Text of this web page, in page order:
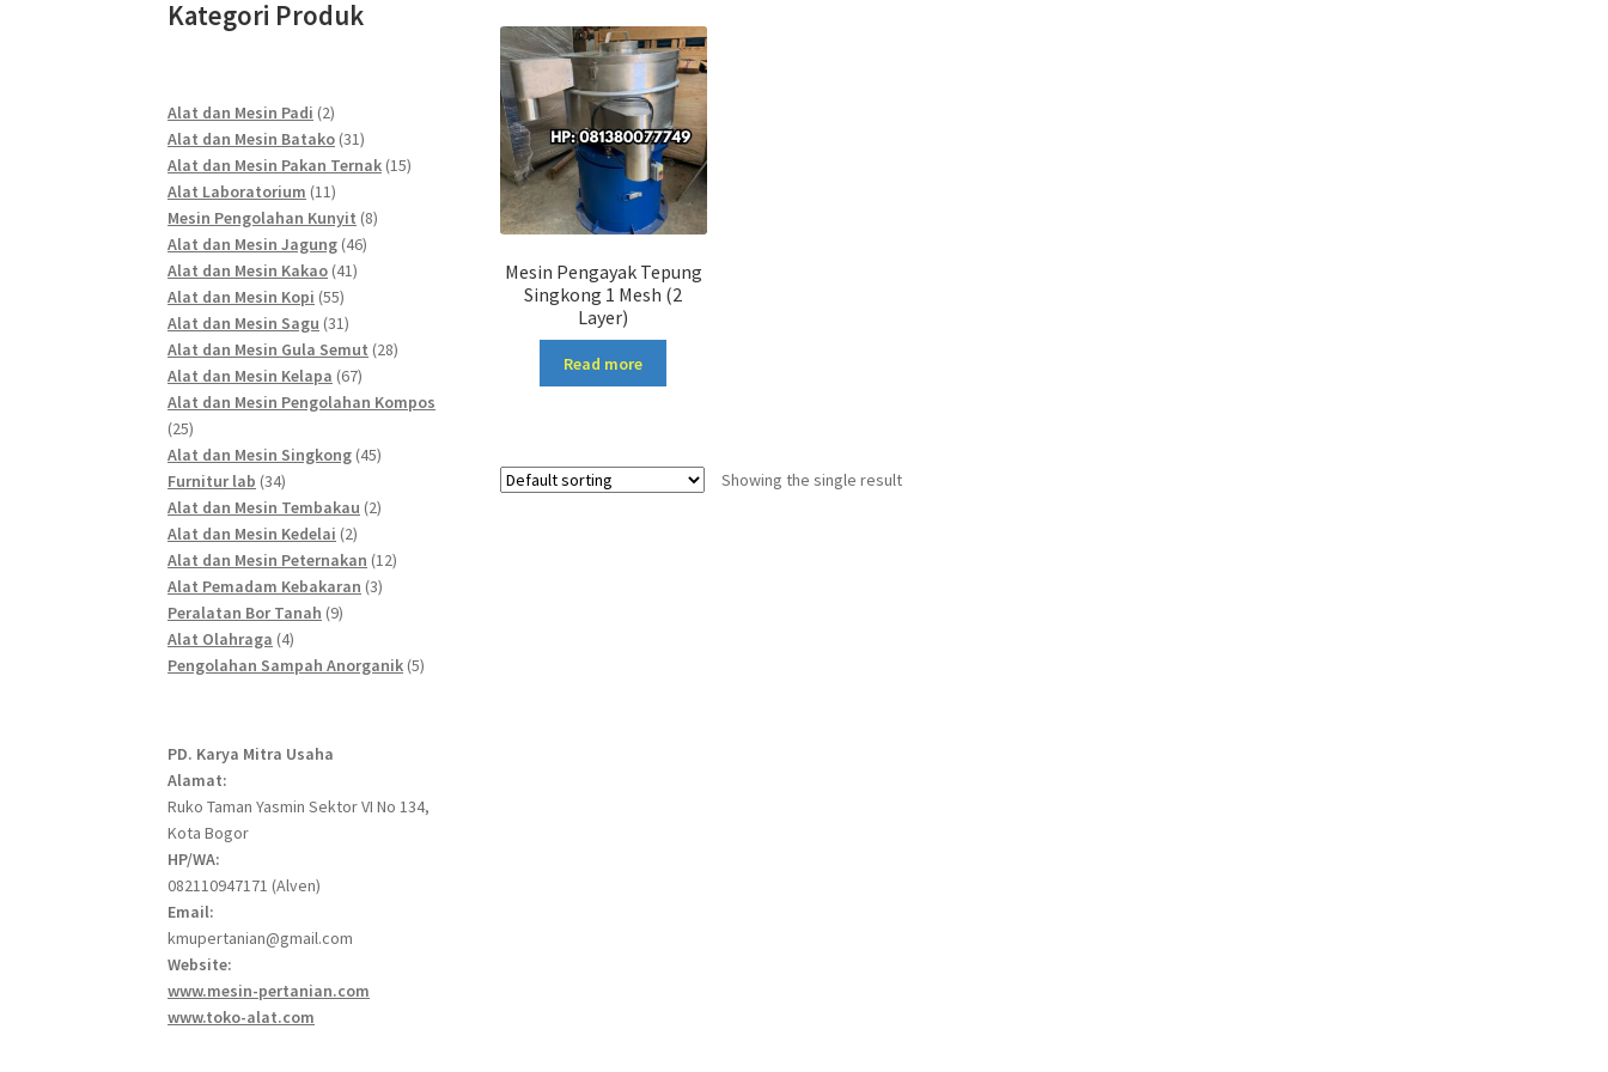
Mesin Pengayak Tepung
Singkong 1 Mesh (2
Layer)
Read more
Showing the single result
Kategori Produk
Alat dan Mesin Padi 22
products
Alat dan Mesin Batako 3131
products
Alat dan Mesin Pakan Ternak 1515
Alat Laboratorium 1111
products
Mesin Pengolahan Kunyit 88
Alat dan Mesin Jagung 4646
Alat dan Mesin Kakao 4141
Alat dan Mesin Kopi 5555
products
Alat dan Mesin Sagu 3131
products
Alat dan Mesin Gula Semut 2828
Alat dan Mesin Kelapa 6767
products
Alat dan Mesin Pengolahan Kompos
2525
products
Alat dan Mesin Singkong 4545
Furnitur lab 3434
products
Alat dan Mesin Tembakau 22
Alat dan Mesin Kedelai 22
products
Alat dan Mesin Peternakan 1212
Alat Pemadam Kebakaran 33
Peralatan Bor Tanah 99
Alat Olahraga 44
products
Pengolahan Sampah Anorganik 55
PD. Karya Mitra Usaha
Alamat:
Ruko Taman Yasmin Sektor VI No 134,
Kota Bogor
HP/WA:
082110947171 (Alven)
Email:
kmupertanian@gmail.com
Website:
www.mesin-pertanian.com
www.toko-alat.com